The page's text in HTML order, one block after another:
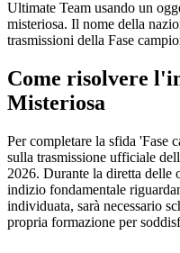
Ultimate Team usando un
misteriosa. Il nome della
trasmissioni della Fase
Come risolvere
Misteriosa
Per completare la sfida 'Fase
sulla trasmissione ufficiale
2026. Durante la diretta
indizio fondamentale
individuata, sarà necessario
propria formazione per